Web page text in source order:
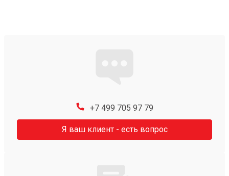
+7 499 705 97 79
Я ваш клиент - есть вопрос